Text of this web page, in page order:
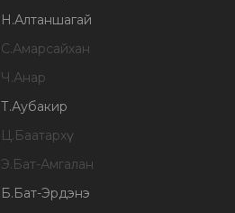
Н.Алтаншагай
С.Амарсайхан
Ч.Анар
Т.Аубакир
Ц.Баатархүү
Э.Бат-Амгалан
Б.Бат-Эрдэнэ